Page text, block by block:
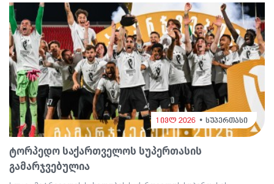
1 ივლ 2026 სუპერთასი
ტორპედო საქართველოს სუპერთასის
გამარჯვებულია